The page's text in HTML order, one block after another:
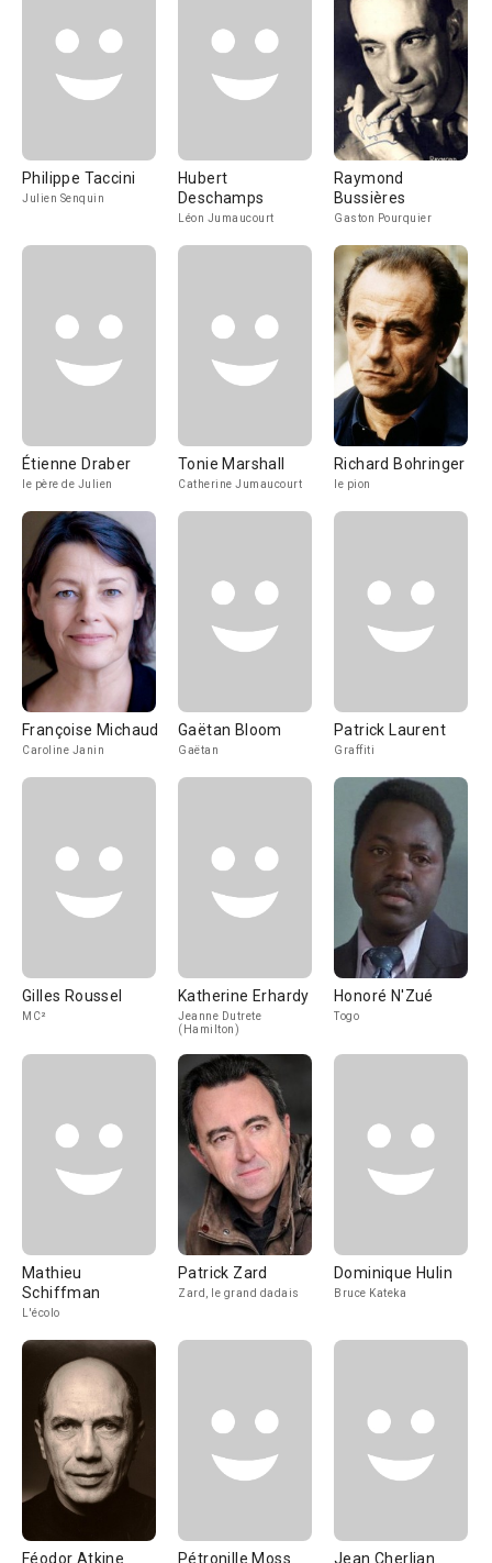
Philippe Taccini
Julien Senquin
Hubert
Deschamps
Léon Jumaucourt
Raymond
Bussières
Gaston Pourquier
Étienne Draber
le père de Julien
Tonie Marshall
Catherine Jumaucourt
Richard Bohringer
le pion
Françoise Michaud
Caroline Janin
Gaëtan Bloom
Gaëtan
Patrick Laurent
Graffiti
Gilles Roussel
MC²
Katherine Erhardy
Jeanne Dutrete
(Hamilton)
Honoré N'Zué
Togo
Mathieu
Schiffman
L'écolo
Patrick Zard
Zard, le grand dadais
Dominique Hulin
Bruce Kateka
Féodor Atkine Pétronille Moss Jean Cherlian